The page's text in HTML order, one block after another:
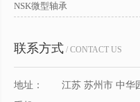
NSK微型轴承
联系方式 / CONTACT US
地址：
江苏 苏州市 中华